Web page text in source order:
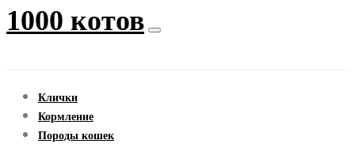
1000 котов
Клички
Кормление
Породы кошек